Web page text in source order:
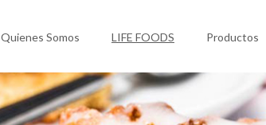
Quienes Somos LIFE FOODS Productos